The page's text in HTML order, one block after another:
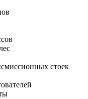
стоек